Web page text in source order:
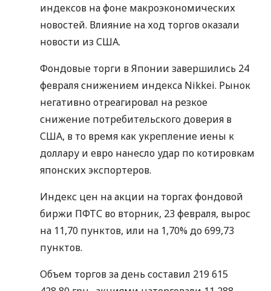
индексов на фоне макроэкономических
новостей. Влияние на ход торгов оказали
новости из США.
Фондовые торги в Японии завершились 24
февраля снижением индекса Nikkei. Рынок
негативно отреагировал на резкое
снижение потребительского доверия в
США, в то время как укрепление иены к
доллару и евро нанесло удар по котировкам
японских экспортеров.
Индекс цен на акции на торгах фондовой
биржи ПФТС во вторник, 23 февраля, вырос
на 11,70 пунктов, или на 1,70% до 699,73
пунктов.
Объем торгов за день составил 219 615